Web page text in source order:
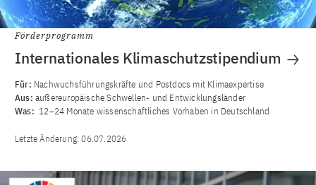
Förderprogramm
Internationales Klimaschutzstipendium
Für: Nachwuchsführungskräfte und Postdocs mit Klimaexpertise
Aus: außereuropäische Schwellen- und Entwicklungsländer
Was: 12–24 Monate wissenschaftliches Vorhaben in Deutschland
Letzte Änderung:06.07.2026